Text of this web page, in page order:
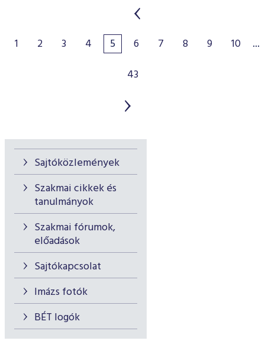
Sajtóközlemények
Szakmai cikkek és
tanulmányok
Szakmai fórumok,
előadások
Sajtókapcsolat
Imázs fotók
BÉT logók
1 2 3 4 5 6 7 8 9 10
...
43